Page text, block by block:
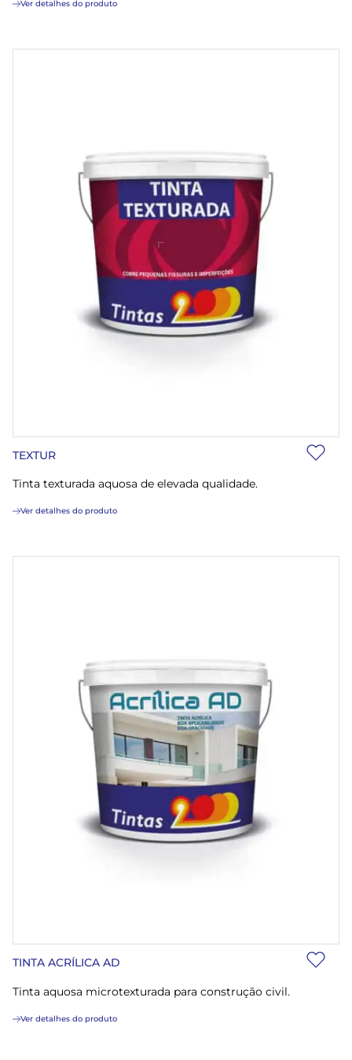
Ver detalhes do produto
TEXTUR
Tinta texturada aquosa de elevada qualidade.
Ver detalhes do produto
TINTA ACRÍLICA AD
Tinta aquosa microtexturada para construção civil.
Ver detalhes do produto